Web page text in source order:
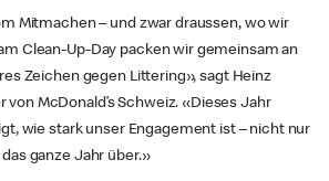
Mitmachen – und zwar draussen, wo wir
Clean-Up-Day packen wir gemeinsam an
Zeichen gegen Littering», sagt Heinz
von McDonald’s Schweiz. «Dieses Jahr
wie stark unser Engagement ist – nicht nur
ganze Jahr über.»